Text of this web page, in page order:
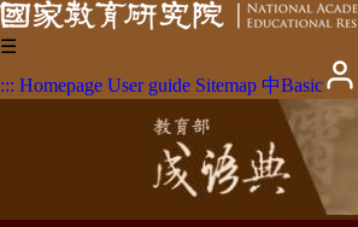
☰
::: Homepage User guide Sitemap 中Basic